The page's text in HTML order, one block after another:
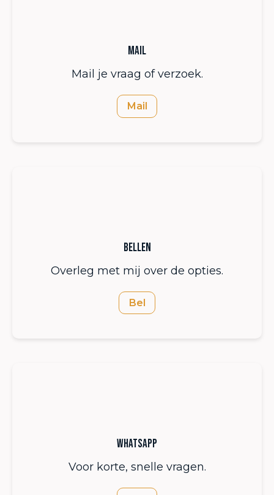
Mail
Mail je vraag of verzoek.
Mail
Bellen
Overleg met mij over de opties.
Bel
WhatsApp
Voor korte, snelle vragen.